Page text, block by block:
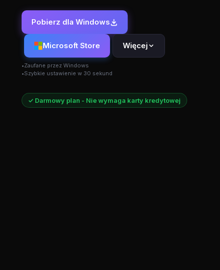
Pobierz dla Windows
Microsoft Store
Zaufane przez Windows
Szybkie ustawienie w 30 sekund
Więcej
✓ Darmowy plan - Nie wymaga karty kredytowej